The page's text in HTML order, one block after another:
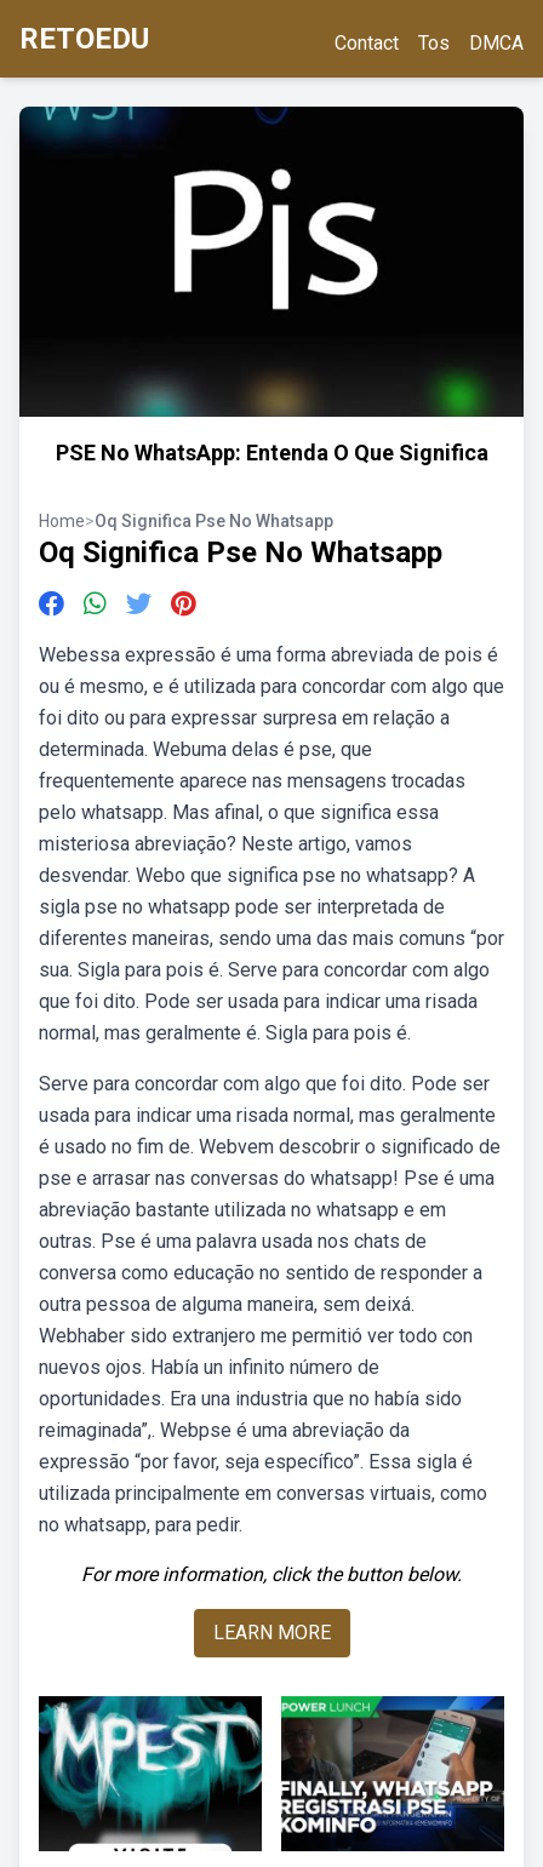
RETOEDU Contact Tos DMCA
PSE No WhatsApp: Entenda O Que Significa
Home>Oq Significa Pse No Whatsapp
Oq Significa Pse No Whatsapp
Webessa expressão é uma forma abreviada de pois é
ou é mesmo, e é utilizada para concordar com algo que
foi dito ou para expressar surpresa em relação a
determinada. Webuma delas é pse, que
frequentemente aparece nas mensagens trocadas
pelo whatsapp. Mas afinal, o que significa essa
misteriosa abreviação? Neste artigo, vamos
desvendar. Webo que significa pse no whatsapp? A
sigla pse no whatsapp pode ser interpretada de
diferentes maneiras, sendo uma das mais comuns “por
sua. Sigla para pois é. Serve para concordar com algo
que foi dito. Pode ser usada para indicar uma risada
normal, mas geralmente é. Sigla para pois é.
Serve para concordar com algo que foi dito. Pode ser
usada para indicar uma risada normal, mas geralmente
é usado no fim de. Webvem descobrir o significado de
pse e arrasar nas conversas do whatsapp! Pse é uma
abreviação bastante utilizada no whatsapp e em
outras. Pse é uma palavra usada nos chats de
conversa como educação no sentido de responder a
outra pessoa de alguma maneira, sem deixá.
Webhaber sido extranjero me permitió ver todo con
nuevos ojos. Había un infinito número de
oportunidades. Era una industria que no había sido
reimaginada”,. Webpse é uma abreviação da
expressão “por favor, seja específico”. Essa sigla é
utilizada principalmente em conversas virtuais, como
no whatsapp, para pedir.
For more information, click the button below.
LEARN MORE